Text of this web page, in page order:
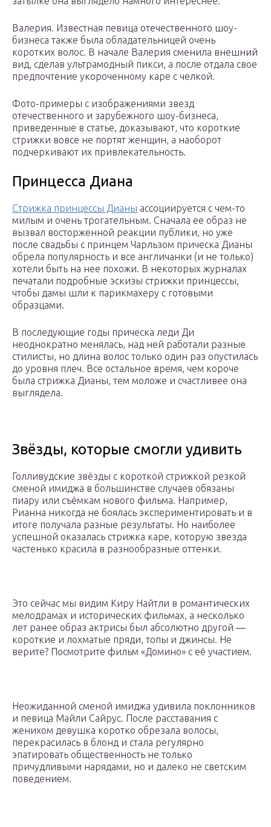
Валерия. Известная певица отечественного шоу-
бизнеса также была обладательницей очень
коротких волос. В начале Валерия сменила внешний
вид, сделав ультрамодный пикси, а после отдала свое
предпочтение укороченному каре с челкой.
Фото-примеры с изображениями звезд
отечественного и зарубежного шоу-бизнеса,
приведенные в статье, доказывают, что короткие
стрижки вовсе не портят женщин, а наоборот
подчеркивают их привлекательность.
Принцесса Диана
Стрижка принцессы Дианы ассоциируется с чем-то
милым и очень трогательным. Сначала ее образ не
вызвал восторженной реакции публики, но уже
после свадьбы с принцем Чарльзом прическа Дианы
обрела популярность и все англичанки (и не только)
хотели быть на нее похожи. В некоторых журналах
печатали подробные эскизы стрижки принцессы,
чтобы дамы шли к парикмахеру с готовыми
образцами.
В последующие годы прическа леди Ди
неоднократно менялась, над ней работали разные
стилисты, но длина волос только один раз опустилась
до уровня плеч. Все остальное время, чем короче
была стрижка Дианы, тем моложе и счастливее она
выглядела.
Звёзды, которые смогли удивить
Голливудские звёзды с короткой стрижкой резкой
сменой имиджа в большинстве случаев обязаны
пиару или съёмкам нового фильма. Например,
Рианна никогда не боялась экспериментировать и в
итоге получала разные результаты. Но наиболее
успешной оказалась стрижка каре, которую звезда
частенько красила в разнообразные оттенки.
Это сейчас мы видим Киру Найтли в романтических
мелодрамах и исторических фильмах, а несколько
лет ранее образ актрисы был абсолютно другой —
короткие и лохматые пряди, топы и джинсы. Не
верите? Посмотрите фильм «Домино» с её участием.
Неожиданной сменой имиджа удивила поклонников
и певица Майли Сайрус. После расставания с
женихом девушка коротко обрезала волосы,
перекрасилась в блонд и стала регулярно
эпатировать общественность не только
причудливыми нарядами, но и далеко не светским
поведением.